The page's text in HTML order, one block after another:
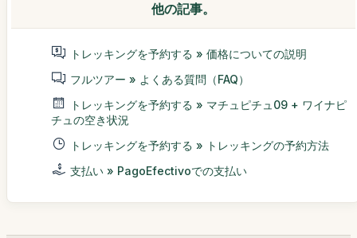
他の記事。
トレッキングを予約する » 価格についての説明
フルツアー » よくある質問（FAQ）
トレッキングを予約する » マチュピチュ09 + ワイナピ
チュの空き状況
トレッキングを予約する » トレッキングの予約方法
支払い » PagoEfectivoでの支払い